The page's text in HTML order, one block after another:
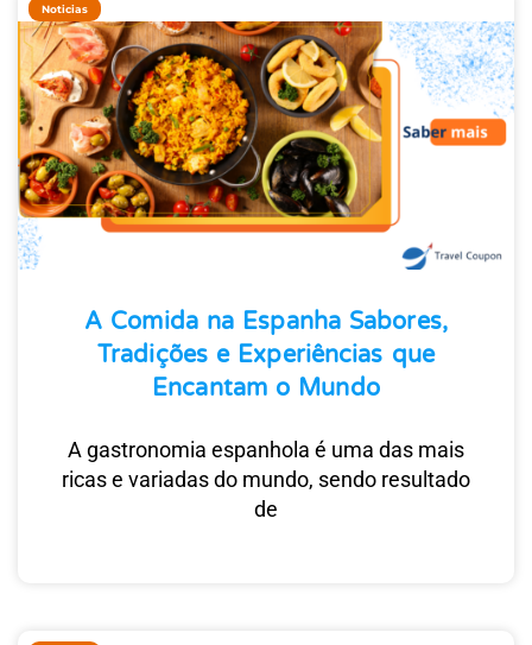
Noticias
A Comida na Espanha Sabores,
Tradições e Experiências que
Encantam o Mundo
A gastronomia espanhola é uma das mais
ricas e variadas do mundo, sendo resultado
de